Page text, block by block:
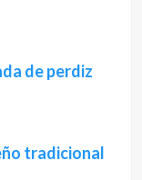
de perdiz
tradicional